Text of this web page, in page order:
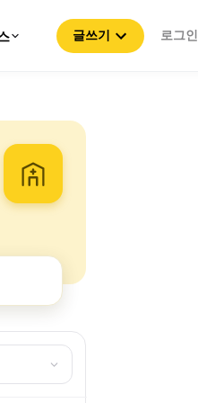
글쓰기 로그인